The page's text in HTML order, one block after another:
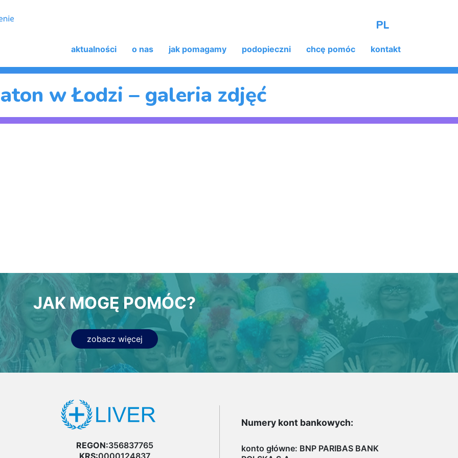
PL
aktualności o nas jak pomagamy podopieczni chcę pomóc kontakt
w Łodzi – galeria zdjęć
JAK MOGĘ POMÓC?
zobacz więcej
REGON:356837765
Numery kont bankowych:
konto główne: BNP PARIBAS BANK